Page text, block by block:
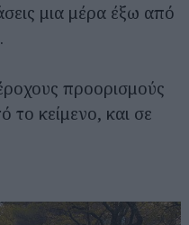
μια μέρα έξω από
προορισμούς
το κείμενο, και σε